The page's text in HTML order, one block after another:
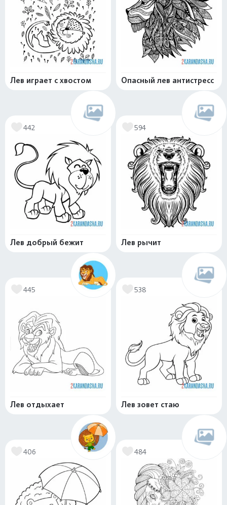
Лев играет с хвостом Опасный лев антистресс
442
Лев добрый бежит
594
Лев рычит
445
Лев отдыхает
538
Лев зовет стаю
406 484